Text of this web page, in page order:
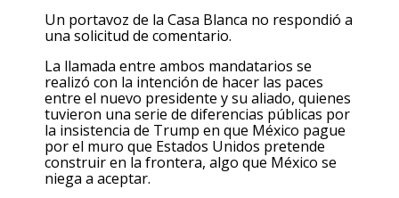
Un portavoz de la Casa Blanca no respondió a
una solicitud de comentario.
La llamada entre ambos mandatarios se
realizó con la intención de hacer las paces
entre el nuevo presidente y su aliado, quienes
tuvieron una serie de diferencias públicas por
la insistencia de Trump en que México pague
por el muro que Estados Unidos pretende
construir en la frontera, algo que México se
niega a aceptar.